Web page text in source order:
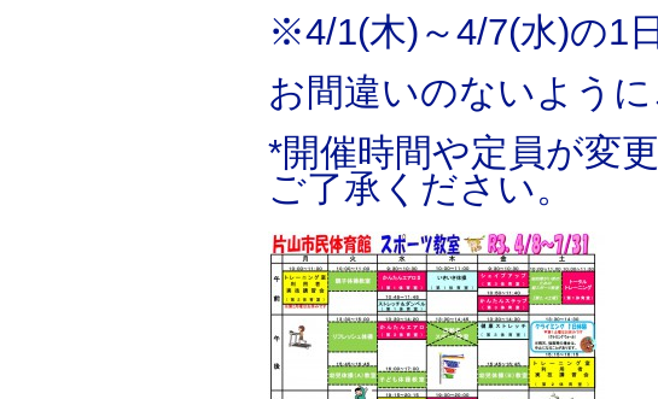
※4/1(木)～4/7(水)の1
お間違いのないよう
*開催時間や定員が変
ご了承ください。